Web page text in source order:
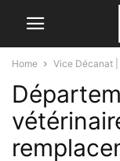
Home Vice Décanat